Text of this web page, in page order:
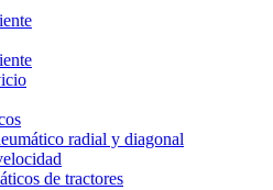
radial y diagonal
de tractores